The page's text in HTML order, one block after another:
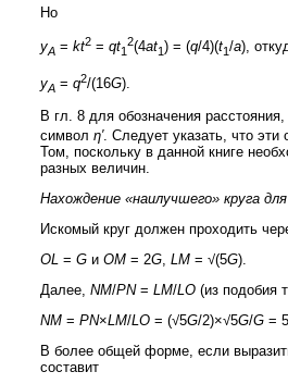
Но
yA = kt2 = qt1
2(4at1) = (q/4)(t1/a),
yA = q2/(16G).
В гл. 8 для обозначения
символ η′. Следует указать, что эти
Том, поскольку в данной книге
разных величин.
Нахождение «наилучшего» круга
Искомый круг должен проходить
OL = G и OM = 2G, LM = √(5G).
Далее, NM/PN= LM/LO (из подобия
NM = PN×LM/LO = (√5G/2)×√5G/G = 5
В более общей форме, если
составит